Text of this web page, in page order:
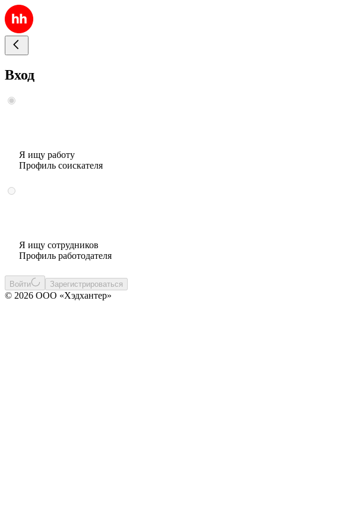
Вход
Я ищу работу
Профиль соискателя
Я ищу сотрудников
Профиль работодателя
Войти Зарегистрироваться
© 2026 ООО «Хэдхантер»